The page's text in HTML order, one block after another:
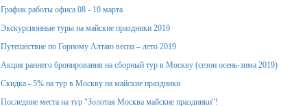
График работы офиса 08 - 10 марта
Экскурсионные туры на майские праздники 2019
Путешествие по Горному Алтаю весна – лето 2019
Акция раннего бронирования на сборный тур в Москву (сезон осень-зима 2019)
Скидка - 5% на тур в Москву на майские праздники
Последние места на тур "Золотая Москва майские праздники"!